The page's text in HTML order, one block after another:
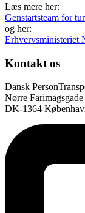
Læs mere her:
Genstartsteam for
og her:
Erhvervsministeriet
Kontakt os
Dansk
Nørre
DK-1364